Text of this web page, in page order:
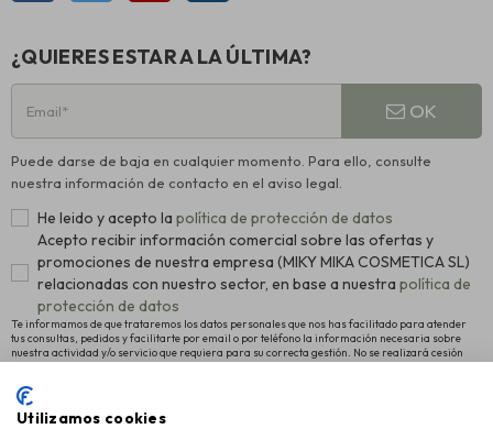
¿QUIERES ESTAR A LA ÚLTIMA?
OK
Puede darse de baja en cualquier momento. Para ello, consulte
nuestra información de contacto en el aviso legal.
He leido y acepto la política de protección de datos
Acepto recibir información comercial sobre las ofertas y
promociones de nuestra empresa (MIKY MIKA COSMETICA SL)
relacionadas con nuestro sector, en base a nuestra política de
protección de datos
Te informamos de que trataremos los datos personales que nos has facilitado para atender
tus consultas, pedidos y facilitarte por email o por teléfono la información necesaria sobre
nuestra actividad y/o servicio que requiera para su correcta gestión. No se realizará cesión
alguna a terceros. La legitimación para el tratamiento es el consentimiento manifestado para
novedades. Para más información y conocer cómo ejercitar tus derechos de acceso,
rectificación y supresión, así como otros, pulsa
Utilizamos cookies